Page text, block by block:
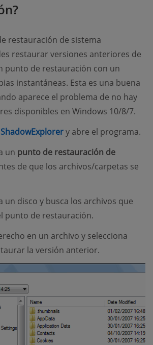
restauración de sistema
restaurar versiones anteriores de
punto de restauración con un
instantáneas. Esta es una buena
aparece el problema de no hay
disponibles en Windows 10/8/7.
ShadowExplorery abre el programa.
un punto de restauración de
de que los archivos/carpetas se
un disco y busca los archivos que
punto de restauración.
en un archivo y selecciona
la versión anterior.